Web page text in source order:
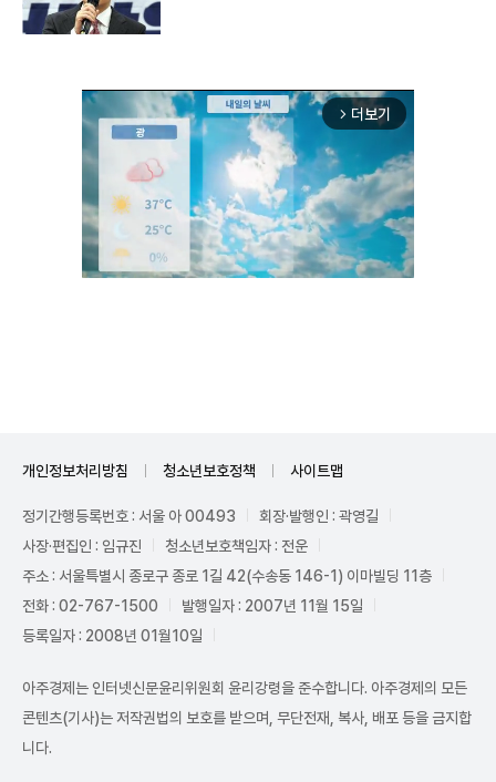
arrow_forward_ios 더보기
개인정보처리방침 청소년보호정책 사이트맵
정기간행등록번호 : 서울 아 00493
회장·발행인 : 곽영길
사장·편집인 : 임규진
청소년보호책임자 : 전운
주소 : 서울특별시 종로구 종로 1길 42(수송동 146-1) 이마빌딩 11층
전화 : 02-767-1500
발행일자 : 2007년 11월 15일
등록일자 : 2008년 01월10일
아주경제는 인터넷신문윤리위원회 윤리강령을 준수합니다. 아주경제의 모든
콘텐츠(기사)는 저작권법의 보호를 받으며, 무단전재, 복사, 배포 등을 금지합
니다.